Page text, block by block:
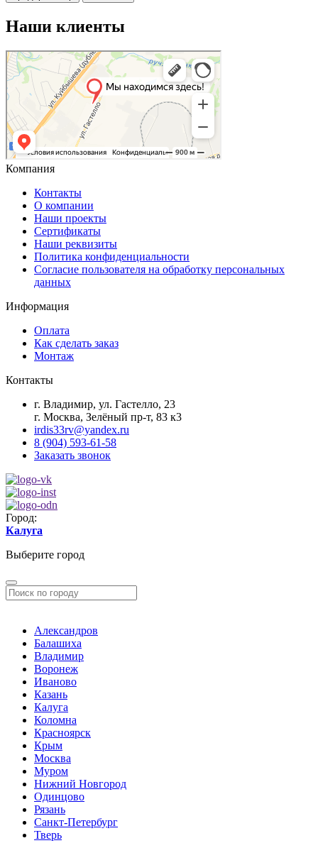
Наши клиенты
Компания
Контакты
О компании
Наши проекты
Сертификаты
Наши реквизиты
Политика конфиденциальности
Согласие пользователя на обработку персональных
данных
Информация
Оплата
Как сделать заказ
Монтаж
Контакты
г. Владимир, ул. Гастелло, 23
г. Москва, Зелёный пр-т, 83 к3
irdis33rv@yandex.ru
8 (904) 593-61-58
Заказать звонок
Город:
Калуга
Выберите город
Александров
Балашиха
Владимир
Воронеж
Иваново
Казань
Калуга
Коломна
Красноярск
Крым
Москва
Муром
Нижний Новгород
Одинцово
Рязань
Санкт-Петербург
Тверь